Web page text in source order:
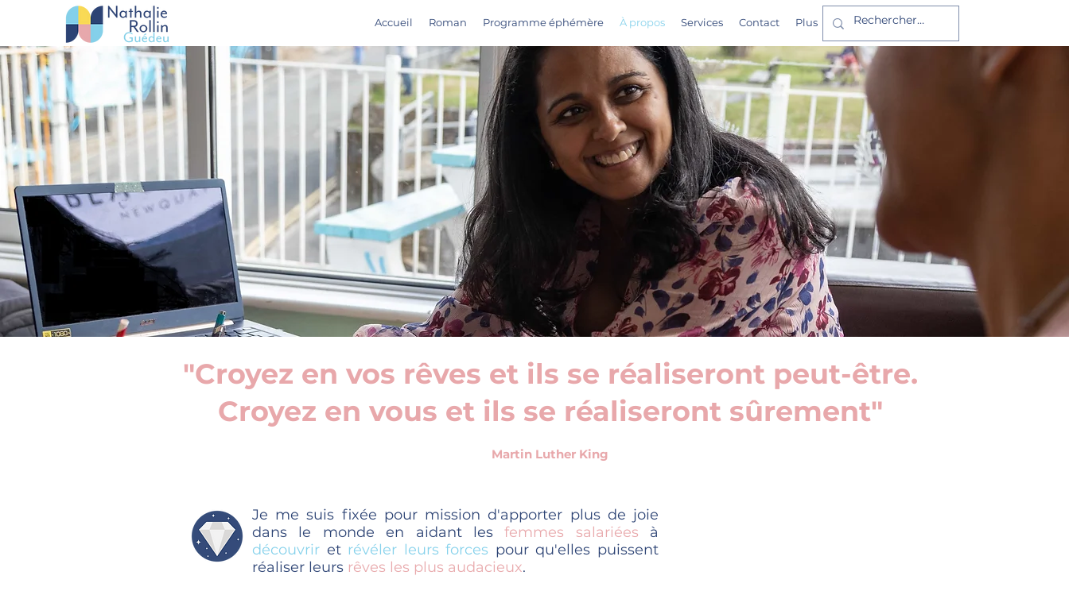
Accueil Roman Programme éphémère À propos Services Contact Plus
Je me suis fixée pour mission d'apporter plus de joie
dans le monde en aidant lesfemmes salariées à
découvrir et révéler leurs forces pour qu'elles puissent
réaliser leurs rêves les plus audacieux.
"Croyez en vos rêves et ils se réaliseront peut-être.
Croyez en vous et ils se réaliseront sûrement"
Martin Luther King